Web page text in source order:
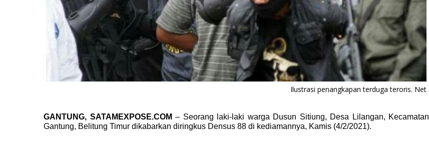
Ilustrasi penangkapan terduga teroris. Net
GANTUNG, SATAMEXPOSE.COM – Seorang laki-laki warga Dusun Sitiung, Desa Lilangan, Kecamatan
Gantung, Belitung Timur dikabarkan diringkus Densus 88 di kediamannya, Kamis (4/2/2021).